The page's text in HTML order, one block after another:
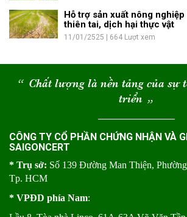
Hỗ trợ sản xuất nông
thiên tai, dịch hại thực vật
11/01/2525 | 664 Lượt xem
“ Chất lượng là nền tảng của sự
triển “
CÔNG TY CỔ PHẦN CHỨNG NHẬN VÀ
SAIGONCERT
* Trụ sở: Số 139 Đường Man Thiện,
Tp. HCM
* VPĐD phía Nam: